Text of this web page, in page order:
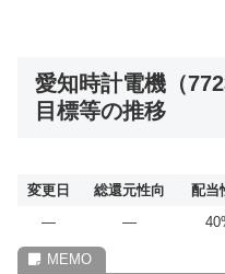
愛知時計電機（
目標等の推移
変更日 総還元性向 配当
―
―